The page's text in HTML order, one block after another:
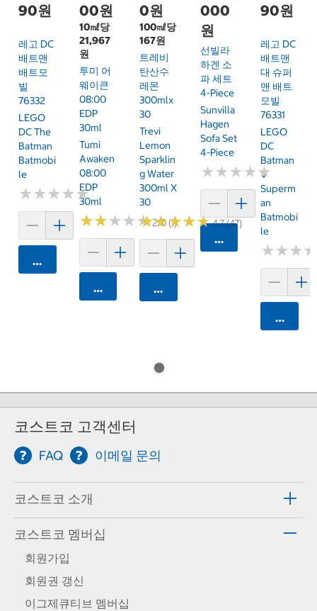
90원
레고 DC
배트맨
배트모
빌
76332
LEGO
DC The
Batman
Batmobi
Le
★★★★★
★★★★★
카트에 담기
00원
10㎖당
21,967
원
투미 어
웨이큰
08:00
EDP
30ml
Tumi
Awaken
08:00
EDP
30ml
★★★★★
★★★★★2.0 (1)
카트에 담기
0원
100㎖당
167원
트레비
탄산수
레몬
300mlx
30
Trevi
Lemon
Sparklin
G Water
300ml X
30
★★★★★
★★★★★4.7 (47)
카트에 담기
000
원
선빌라
하겐 소
파 세트
4-Piece
Sunvilla
Hagen
Sofa Set
4-Piece
★★★★★
★★★★★
카트에 담기
90원
레고 DC
배트맨
대 슈퍼
맨 배트
모빌
76331
LEGO
DC
Batman
V
Superm
An
Batmobi
Le
★★★
★★★
카트에
코스트코 고객센터
FAQ 이메일 문의
코스트코 소개
코스트코 멤버십
회원가입
회원권 갱신
이그제큐티브 멤버십